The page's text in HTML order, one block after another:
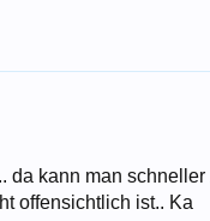
da kann man
offensichtlich ist.. Ka